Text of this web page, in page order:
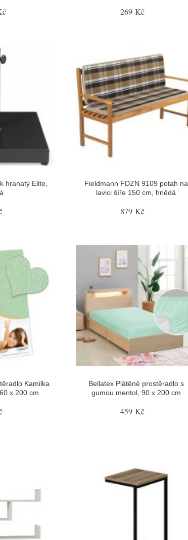
269 Kč
hranatý Elite,
Fieldmann FDZN 9109 potah na
lavici šíře 150 cm, hnědá
879 Kč
Kamilka
x 200 cm
Bellatex Plátěné prostěradlo s
gumou mentol, 90 x 200 cm
459 Kč